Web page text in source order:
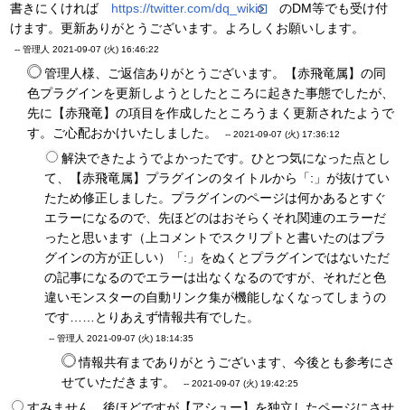
書きにくければ https://twitter.com/dq_wiki
のDM等でも受け付
けます。更新ありがとうございます。よろしくお願いします。
-- 管理人 2021-09-07 (火) 16:46:22
管理人様、ご返信ありがとうございます。【赤飛竜属】の同
色プラグインを更新しようとしたところに起きた事態でしたが、
先に【赤飛竜】の項目を作成したところうまく更新されたようで
す。ご心配おかけいたしました。
-- 2021-09-07 (火) 17:36:12
解決できたようでよかったです。ひとつ気になった点とし
て、【赤飛竜属】プラグインのタイトルから「:」が抜けてい
たため修正しました。プラグインのページは何かあるとすぐ
エラーになるので、先ほどのはおそらくそれ関連のエラーだ
ったと思います（上コメントでスクリプトと書いたのはプラ
グインの方が正しい）「:」をぬくとプラグインではないただ
の記事になるのでエラーは出なくなるのですが、それだと色
違いモンスターの自動リンク集が機能しなくなってしまうの
です……とりあえず情報共有でした。
-- 管理人 2021-09-07 (火) 18:14:35
情報共有までありがとうございます、今後とも参考にさ
せていただきます。
-- 2021-09-07 (火) 19:42:25